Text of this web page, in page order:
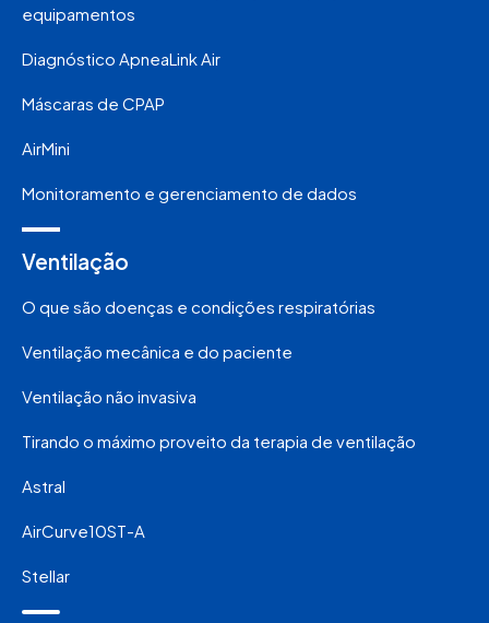
equipamentos
Diagnóstico ApneaLink Air
Máscaras de CPAP
AirMini
Monitoramento e gerenciamento de dados
Ventilação
O que são doenças e condições respiratórias
Ventilação mecânica e do paciente
Ventilação não invasiva
Tirando o máximo proveito da terapia de ventilação
Astral
AirCurve10ST-A
Stellar